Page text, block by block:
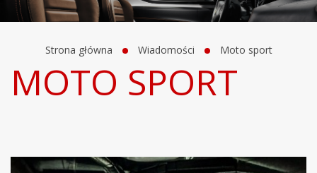
Strona główna Wiadomości Moto sport
MOTO SPORT